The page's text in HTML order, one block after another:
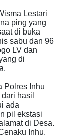
Lestari
ping yang
di buka
sabu dan 96
LV dan
di
Polres Inhu
hasil
ada
pil ekstasi
di Desa.
Inhu.